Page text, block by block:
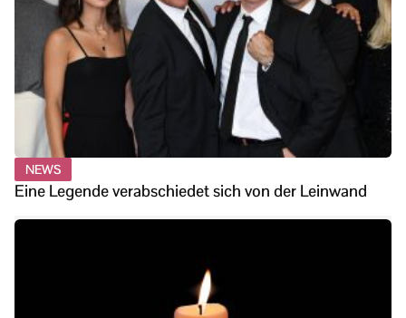
NEWS
Eine Legende verabschiedet sich von der Leinwand